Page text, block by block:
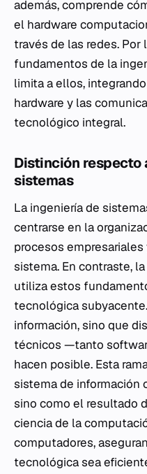
además, comprende
el hardware
través de las redes.
fundamentos de la
limita a ellos,
hardware y las
tecnológico integral.
Distinción respecto
sistemas
La ingeniería de
centrarse en la
procesos
sistema. En contraste,
utiliza estos
tecnológica
información, sino que
técnicos —tanto
hacen posible. Esta
sistema de información
sino como el resultado
ciencia de la
computadores,
tecnológica sea